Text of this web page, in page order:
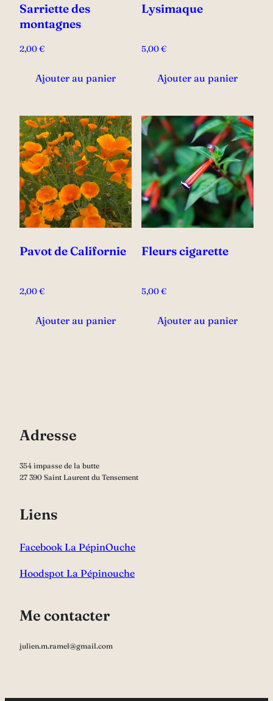
Sarriette des
montagnes
2,00€
Ajouter au panier
Lysimaque
5,00€
Ajouter au panier
Pavot de Californie
2,00€
Ajouter au panier
Fleurs cigarette
5,00€
Ajouter au panier
Adresse
354 impasse de la butte
27 390 Saint Laurent du Tensement
Liens
Facebook La PépinOuche
Hoodspot La Pépinouche
Me contacter
julien.m.ramel@gmail.com